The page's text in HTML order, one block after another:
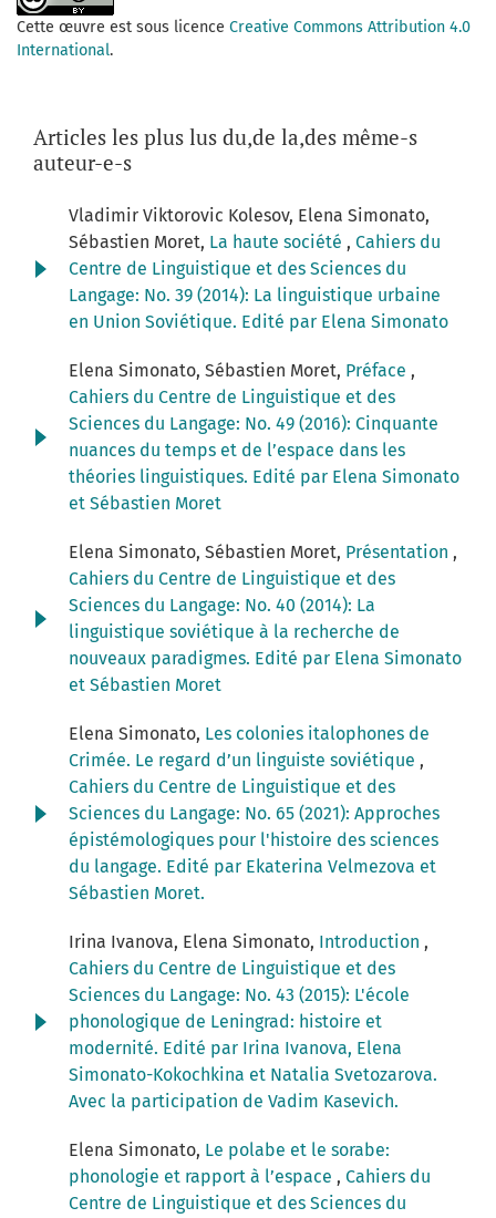
Cette œuvre est sous licence Creative Commons Attribution 4.0
International.
Articles les plus lus du,de la,des même-s
auteur-e-s
Vladimir Viktorovic Kolesov, Elena Simonato,
Sébastien Moret, La haute société , Cahiers du
Centre de Linguistique et des Sciences du
Langage: No. 39 (2014): La linguistique urbaine
en Union Soviétique. Edité par Elena Simonato
Elena Simonato, Sébastien Moret, Préface ,
Cahiers du Centre de Linguistique et des
Sciences du Langage: No. 49 (2016): Cinquante
nuances du temps et de l’espace dans les
théories linguistiques. Edité par Elena Simonato
et Sébastien Moret
Elena Simonato, Sébastien Moret, Présentation ,
Cahiers du Centre de Linguistique et des
Sciences du Langage: No. 40 (2014): La
linguistique soviétique à la recherche de
nouveaux paradigmes. Edité par Elena Simonato
et Sébastien Moret
Elena Simonato, Les colonies italophones de
Crimée. Le regard d’un linguiste soviétique ,
Cahiers du Centre de Linguistique et des
Sciences du Langage: No. 65 (2021): Approches
épistémologiques pour l'histoire des sciences
du langage. Edité par Ekaterina Velmezova et
Sébastien Moret.
Irina Ivanova, Elena Simonato, Introduction ,
Cahiers du Centre de Linguistique et des
Sciences du Langage: No. 43 (2015): L'école
phonologique de Leningrad: histoire et
modernité. Edité par Irina Ivanova, Elena
Simonato-Kokochkina et Natalia Svetozarova.
Avec la participation de Vadim Kasevich.
Elena Simonato, Le polabe et le sorabe:
phonologie et rapport à l’espace , Cahiers du
Centre de Linguistique et des Sciences du